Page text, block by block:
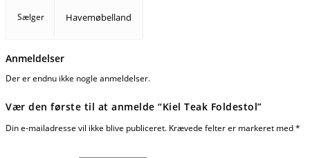
Sælger Havemøbelland
Anmeldelser
Der er endnu ikke nogle anmeldelser.
Vær den første til at anmelde “Kiel Teak Foldestol”
Din e-mailadresse vil ikke blive publiceret. Krævede felter er markeret med*